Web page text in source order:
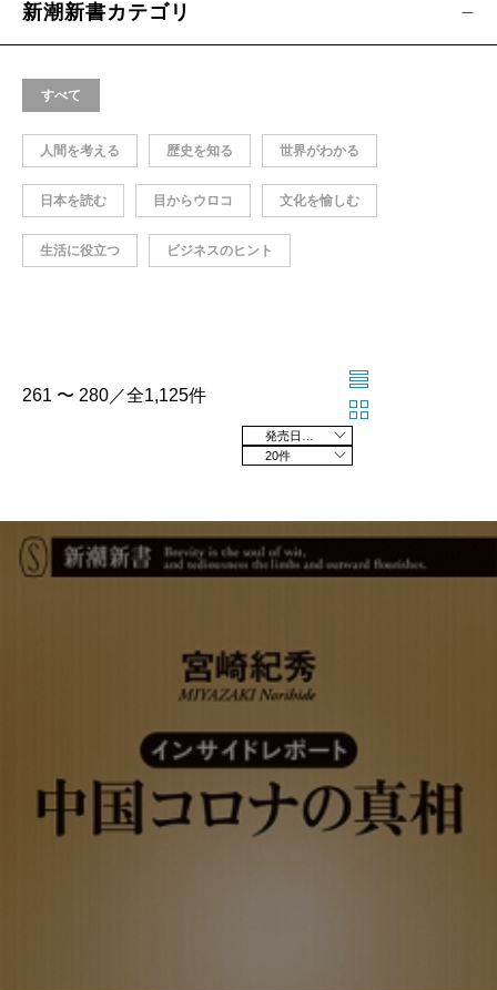
新潮新書カテゴリ
すべて
人間を考える 歴史を知る 世界がわかる
日本を読む 目からウロコ 文化を愉しむ
生活に役立つ ビジネスのヒント
261 〜 280／全1,125件
20件